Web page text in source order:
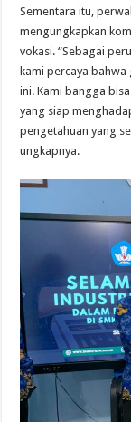
Sementara itu,
mengungkapkan
vokasi. “Sebagai
kami percaya bahwa
ini. Kami bangga
yang siap
pengetahuan yang
ungkapnya.